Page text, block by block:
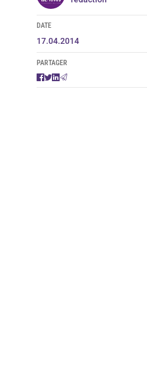
DATE
17.04.2014
PARTAGER